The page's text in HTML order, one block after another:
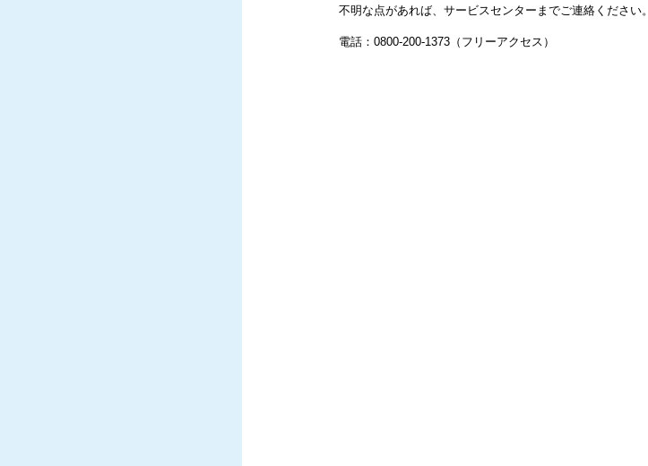
不明な点があれば、サービスセンターまでご連絡ください。
電話：0800-200-1373（フリーアクセス）